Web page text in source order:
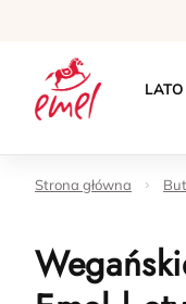
LATO
Strona główna